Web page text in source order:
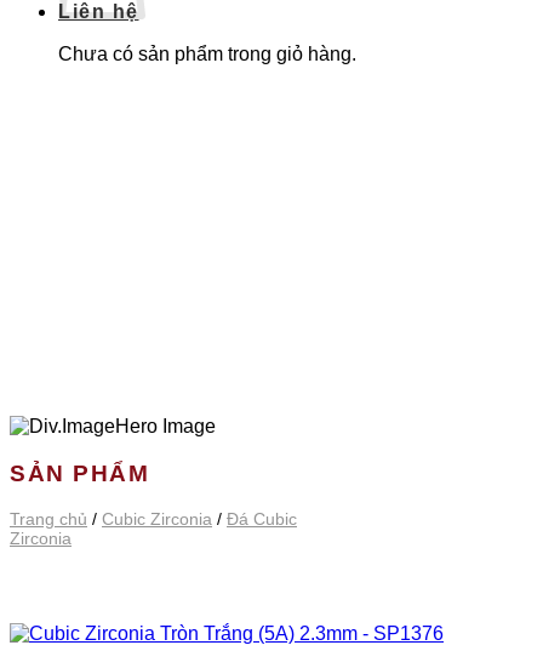
Chưa có sản phẩm trong giỏ hàng.
Liên hệ
SẢN PHẨM
Trang chủ / Cubic Zirconia / Đá Cubic
Zirconia